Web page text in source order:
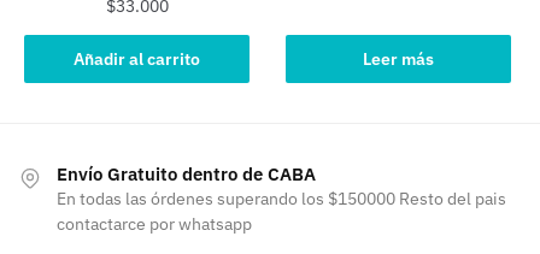
$33.000
Añadir al carrito Leer más
Envío Gratuito dentro de CABA
En todas las órdenes superando los $150000 Resto del pais
contactarce por whatsapp